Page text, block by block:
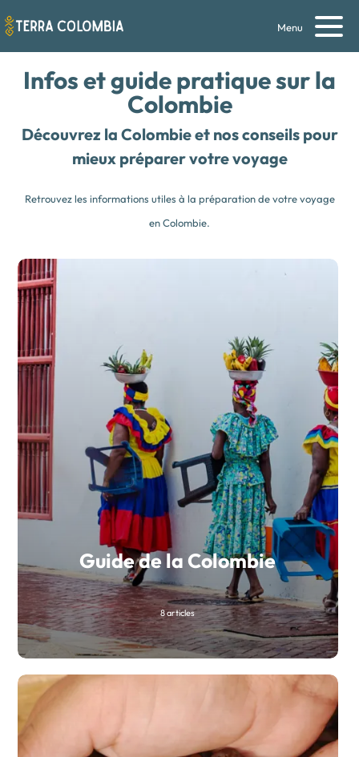
Menu
Infos et guide pratiquesur la
Colombie
Découvrez la Colombie et nos conseils pour
mieux préparer votre voyage
Retrouvez les informations utiles à la préparation de votre voyage
en Colombie.
Guide de la Colombie
8 articles